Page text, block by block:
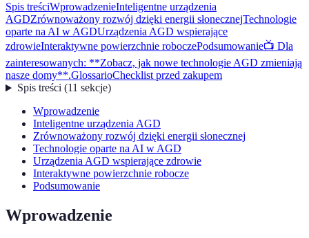
Spis treściWprowadzenieInteligentne urządzenia
AGDZrównoważony rozwój dzięki energii słonecznejTechnologie
oparte na AI w AGDUrządzenia AGD wspierające
zdrowieInteraktywne powierzchnie roboczePodsumowanie📺 Dla
zainteresowanych: **Zobacz, jak nowe technologie AGD zmieniają
nasze domy**.GlossarioChecklist przed zakupem
Spis treści(11 sekcje)
Wprowadzenie
Inteligentne urządzenia AGD
Zrównoważony rozwój dzięki energii słonecznej
Technologie oparte na AI w AGD
Urządzenia AGD wspierające zdrowie
Interaktywne powierzchnie robocze
Podsumowanie
Wprowadzenie